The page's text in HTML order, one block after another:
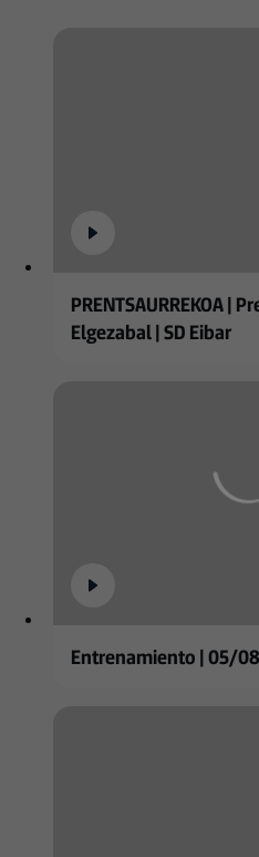
PRENTSAURREKOA |
Elgezabal | SD Eibar
Entrenamiento | 05/